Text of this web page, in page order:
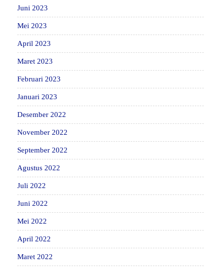
Juni 2023
Mei 2023
April 2023
Maret 2023
Februari 2023
Januari 2023
Desember 2022
November 2022
September 2022
Agustus 2022
Juli 2022
Juni 2022
Mei 2022
April 2022
Maret 2022